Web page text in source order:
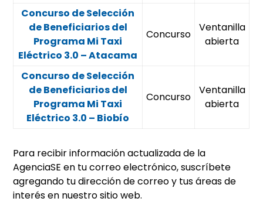
Concurso de Selección
de Beneficiarios del
Programa Mi Taxi
Eléctrico 3.0 – Atacama
Concurso
Ventanilla
abierta
Concurso de Selección
de Beneficiarios del
Programa Mi Taxi
Eléctrico 3.0 – Biobío
Concurso
Ventanilla
abierta
Para recibir información actualizada de la
AgenciaSE en tu correo electrónico, suscríbete
agregando tu dirección de correo y tus áreas de
interés en nuestro sitio web.